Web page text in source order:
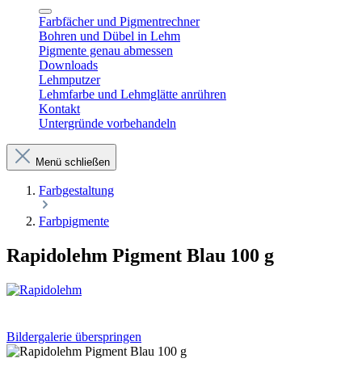
Farbfächer und Pigmentrechner
Bohren und Dübel in Lehm​
Pigmente genau abmessen
Downloads
Lehmputzer
Lehmfarbe und Lehmglätte anrühren
Kontakt
Untergründe vorbehandeln
Menü schließen
Farbgestaltung
Farbpigmente
Rapidolehm Pigment Blau 100 g
Bildergalerie überspringen